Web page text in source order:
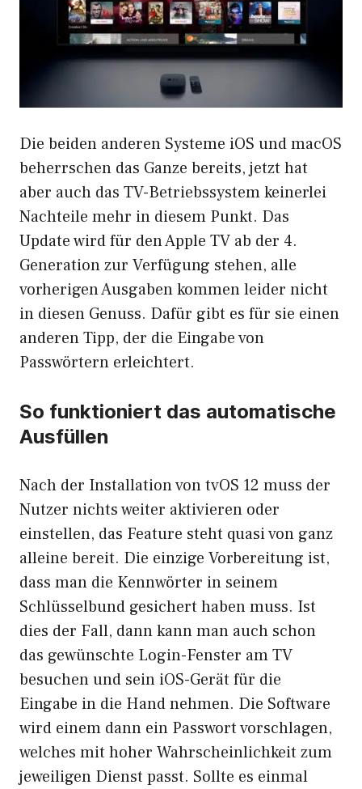
Die beiden anderen Systeme iOS und macOS
beherrschen das Ganze bereits, jetzt hat
aber auch das TV-Betriebssystem keinerlei
Nachteile mehr in diesem Punkt. Das
Update wird für den Apple TV ab der 4.
Generation zur Verfügung stehen, alle
vorherigen Ausgaben kommen leider nicht
in diesen Genuss. Dafür gibt es für sie einen
anderen Tipp, der die Eingabe von
Passwörtern erleichtert.
So funktioniert das automatische
Ausfüllen
Nach der Installation von tvOS 12 muss der
Nutzer nichts weiter aktivieren oder
einstellen, das Feature steht quasi von ganz
alleine bereit. Die einzige Vorbereitung ist,
dass man die Kennwörter in seinem
Schlüsselbund gesichert haben muss. Ist
dies der Fall, dann kann man auch schon
das gewünschte Login-Fenster am TV
besuchen und sein iOS-Gerät für die
Eingabe in die Hand nehmen. Die Software
wird einem dann ein Passwort vorschlagen,
welches mit hoher Wahrscheinlichkeit zum
jeweiligen Dienst passt. Sollte es einmal